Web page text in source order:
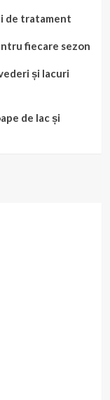
de tratament
fiecare sezon
și lacuri
de lac și